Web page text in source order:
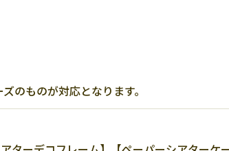
のものが対応となります。